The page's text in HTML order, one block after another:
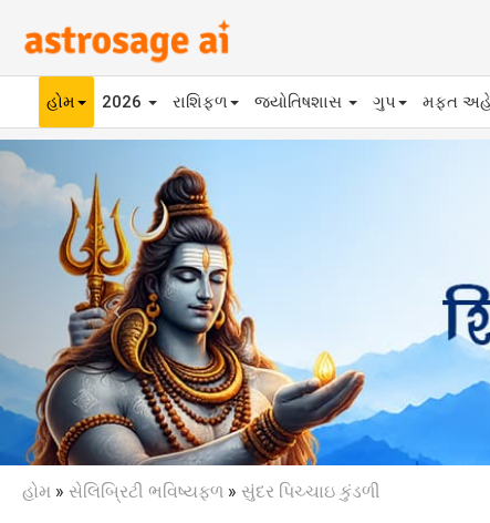
હોમ 2026 રાશિફળ જ્યોતિષશાસ ગુપ મફ્ત
Previous
હોમ » સેલિબ્રિટી ભવિષ્યફળ » સુંદર પિચ્ચાઇ કુંડળી